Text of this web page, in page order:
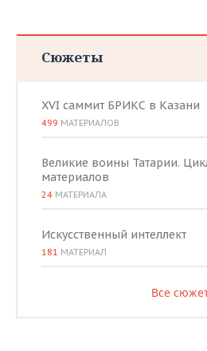
Сюжеты
XVI саммит БРИКС в Казани
499 МАТЕРИАЛОВ
Великие воины Татарии.
материалов
24 МАТЕРИАЛА
Искусственный интеллект
181 МАТЕРИАЛ
Все